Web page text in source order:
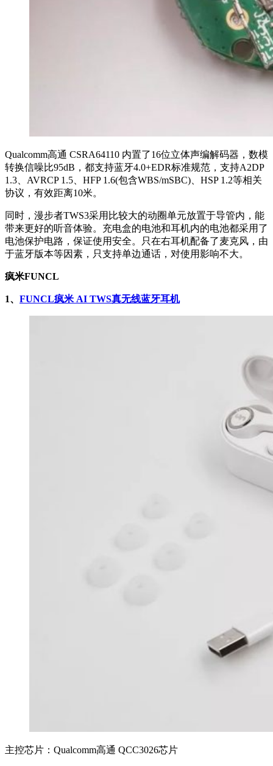
Qualcomm高通 CSRA64110 内置了16位立体声编解码器，数模
转换信噪比95dB，都支持蓝牙4.0+EDR标准规范，支持A2DP
1.3、AVRCP 1.5、HFP 1.6(包含WBS/mSBC)、HSP 1.2等相关
协议，有效距离10米。
同时，漫步者TWS3采用比较大的动圈单元放置于导管内，能
带来更好的听音体验。充电盒的电池和耳机内的电池都采用了
电池保护电路，保证使用安全。只在右耳机配备了麦克风，由
于蓝牙版本等因素，只支持单边通话，对使用影响不大。
疯米FUNCL
1、 FUNCL疯米 AI TWS真无线蓝牙耳机
主控芯片：Qualcomm高通 QCC3026芯片